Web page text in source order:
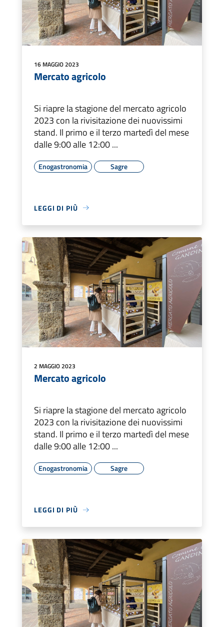
16 MAGGIO 2023
Mercato agricolo
Si riapre la stagione del mercato agricolo
2023 con la rivisitazione dei nuovissimi
stand. Il primo e il terzo martedì del mese
dalle 9:00 alle 12:00 ...
Enogastronomia Sagre
LEGGI DI PIÙ
2 MAGGIO 2023
Mercato agricolo
Si riapre la stagione del mercato agricolo
2023 con la rivisitazione dei nuovissimi
stand. Il primo e il terzo martedì del mese
dalle 9:00 alle 12:00 ...
Enogastronomia Sagre
LEGGI DI PIÙ